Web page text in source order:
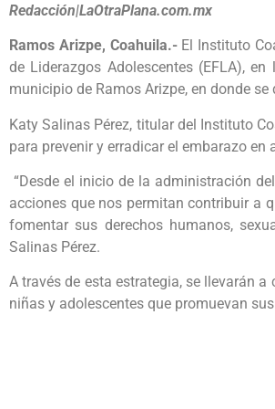
Redacción|LaOtraPlana.com.mx
Ramos Arizpe, Coahuila.- El Instituto
de Liderazgos Adolescentes (EFLA),
municipio de Ramos Arizpe, en donde
Katy Salinas Pérez, titular del Instituto
para prevenir y erradicar el embarazo en
“Desde el inicio de la administración
acciones que nos permitan contribuir a
fomentar sus derechos humanos,
Salinas Pérez.
A través de esta estrategia, se llevarán
niñas y adolescentes que promuevan